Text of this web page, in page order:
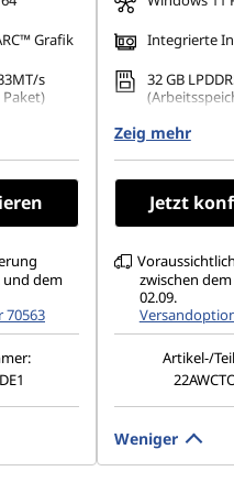
Grafik
s
PCIe 4.0
IPS,
NTSC,
und dem
70563
Integrierte
32 GB
512 GB SSD
16" WUXGA
matt, Touch,
cd/m², 60 Hz
Zeig mehr
Jetzt
zwischen
02.09.
Artikel-/
Weniger